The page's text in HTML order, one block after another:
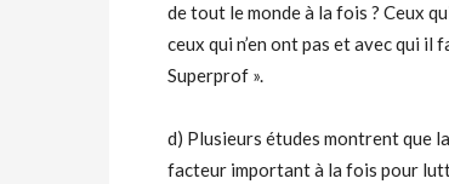
de tout le monde à la fois ? Ceux
ceux qui n’en ont pas et avec qui
Superprof ».
d) Plusieurs études montrent que
facteur important à la fois pour